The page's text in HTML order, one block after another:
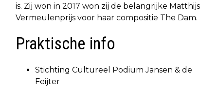
is. Zij won in 2017 won zij de belangrijke Matthijs
Vermeulenprijs voor haar compositie The Dam.
Praktische info
Stichting Cultureel Podium Jansen & de
Feijter